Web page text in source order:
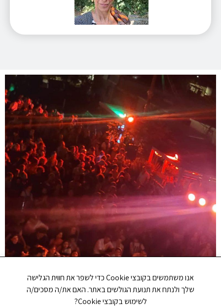
אנו משתמשים בקובצי Cookie כדי לשפר את חווית הגלישה
שלך ולנתח את תנועת הגולשים באתר. האם את/ה מסכים/ה
לשימוש בקובצי Cookie?